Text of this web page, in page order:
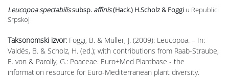
Taksonomski izvor: Foggi, B. & Müller, J. (2009): Leucopoa. – In:
Valdés, B. & Scholz, H. (ed.); with contributions from Raab-Straube,
E. von & Parolly, G.: Poaceae. Euro+Med Plantbase - the
information resource for Euro-Mediterranean plant diversity.
Leucopoa spectabilissubsp. affinis(Hack.) H.Scholz & Foggi u Republici
Srpskoj